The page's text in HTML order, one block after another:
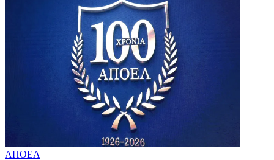
ΑΠΟΕΛ